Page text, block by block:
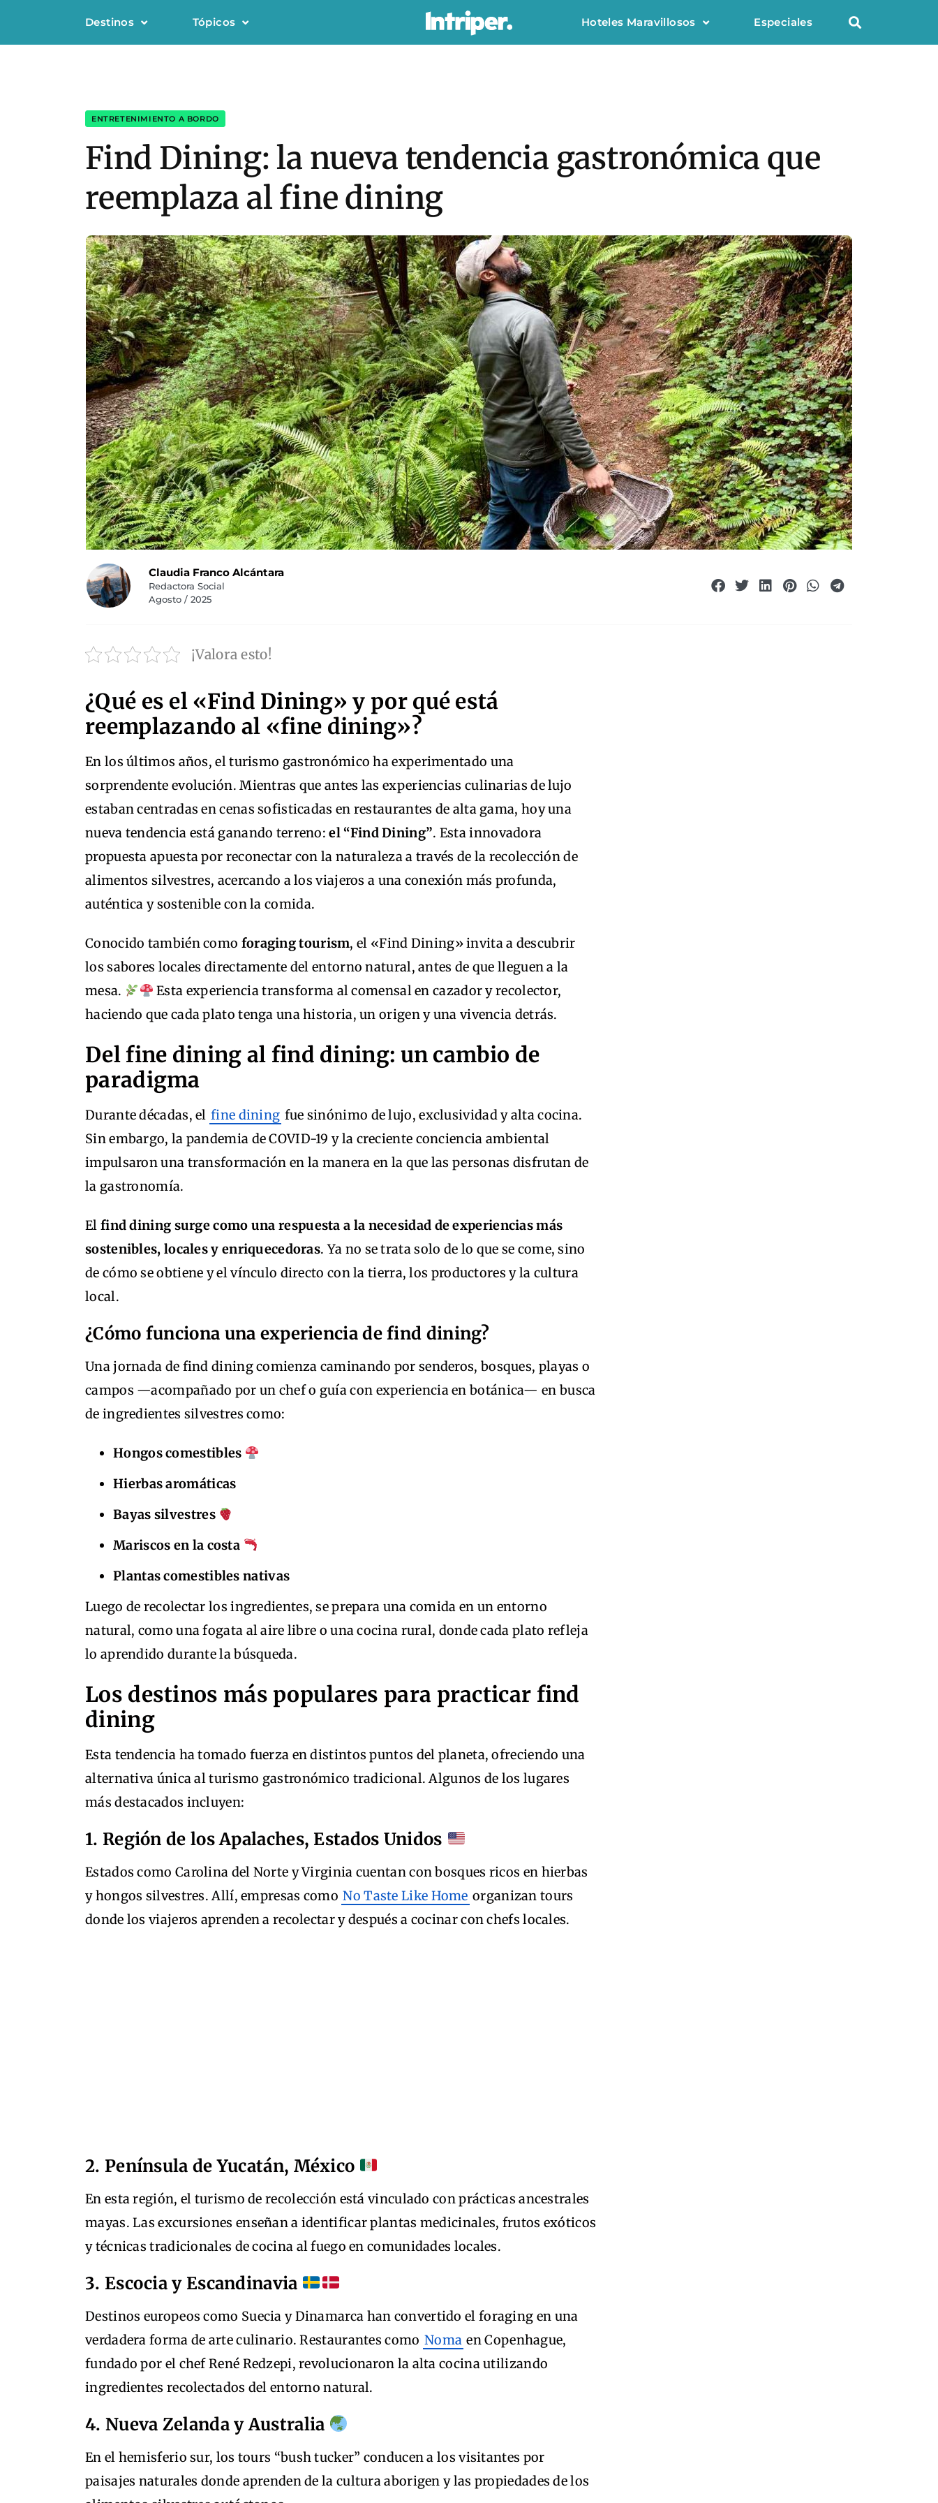
Destinos Tópicos Hoteles Maravillosos Especiales
ENTRETENIMIENTO A BORDO
Find Dining: la nueva tendencia gastronómica que
reemplaza al fine dining
Claudia Franco Alcántara
Redactora Social
Agosto / 2025
¡Valora esto!
¿Qué es el «Find Dining» y por qué está
reemplazando al «fine dining»?
En los últimos años, el turismo gastronómico ha experimentado una
sorprendente evolución. Mientras que antes las experiencias culinarias de lujo
estaban centradas en cenas sofisticadas en restaurantes de alta gama, hoy una
nueva tendencia está ganando terreno:el “Find Dining”. Esta innovadora
propuesta apuesta por reconectar con la naturaleza a través de la recolección de
alimentos silvestres, acercando a los viajeros a una conexión más profunda,
auténtica y sostenible con la comida.
Conocido también como foraging tourism, el «Find Dining» invita a descubrir
los sabores locales directamente del entorno natural, antes de que lleguen a la
mesa.
Esta experiencia transforma al comensal en cazador y recolector,
haciendo que cada plato tenga una historia, un origen y una vivencia detrás.
Del fine dining al find dining: un cambio de
paradigma
Durante décadas, el fine dining fue sinónimo de lujo, exclusividad y alta cocina.
Sin embargo, la pandemia de COVID-19 y la creciente conciencia ambiental
impulsaron una transformación en la manera en la que las personas disfrutan de
la gastronomía.
El find dining surge como una respuesta a la necesidad de experiencias más
sostenibles, locales y enriquecedoras. Ya no se trata solo de lo que se come, sino
de cómo se obtiene y el vínculo directo con la tierra, los productores y la cultura
local.
¿Cómo funciona una experiencia de find dining?
Una jornada de find dining comienza caminando por senderos, bosques, playas o
campos —acompañado por un chef o guía con experiencia en botánica— en busca
de ingredientes silvestres como:
Hongos comestibles
Hierbas aromáticas
Bayas silvestres
Mariscos en la costa
Plantas comestibles nativas
Luego de recolectar los ingredientes, se prepara una comida en un entorno
natural, como una fogata al aire libre o una cocina rural, donde cada plato refleja
lo aprendido durante la búsqueda.
Los destinos más populares para practicar find
dining
Esta tendencia ha tomado fuerza en distintos puntos del planeta, ofreciendo una
alternativa única al turismo gastronómico tradicional. Algunos de los lugares
más destacados incluyen:
1. Región de los Apalaches, Estados Unidos
Estados como Carolina del Norte y Virginia cuentan con bosques ricos en hierbas
y hongos silvestres. Allí, empresas como No Taste Like Home organizan tours
donde los viajeros aprenden a recolectar y después a cocinar con chefs locales.
2. Península de Yucatán, México
En esta región, el turismo de recolección está vinculado con prácticas ancestrales
mayas. Las excursiones enseñan a identificar plantas medicinales, frutos exóticos
y técnicas tradicionales de cocina al fuego en comunidades locales.
3. Escocia y Escandinavia
Destinos europeos como Suecia y Dinamarca han convertido el foraging en una
verdadera forma de arte culinario. Restaurantes como Noma en Copenhague,
fundado por el chef René Redzepi, revolucionaron la alta cocina utilizando
ingredientes recolectados del entorno natural.
4. Nueva Zelanda y Australia
En el hemisferio sur, los tours “bush tucker” conducen a los visitantes por
paisajes naturales donde aprenden de la cultura aborigen y las propiedades de los